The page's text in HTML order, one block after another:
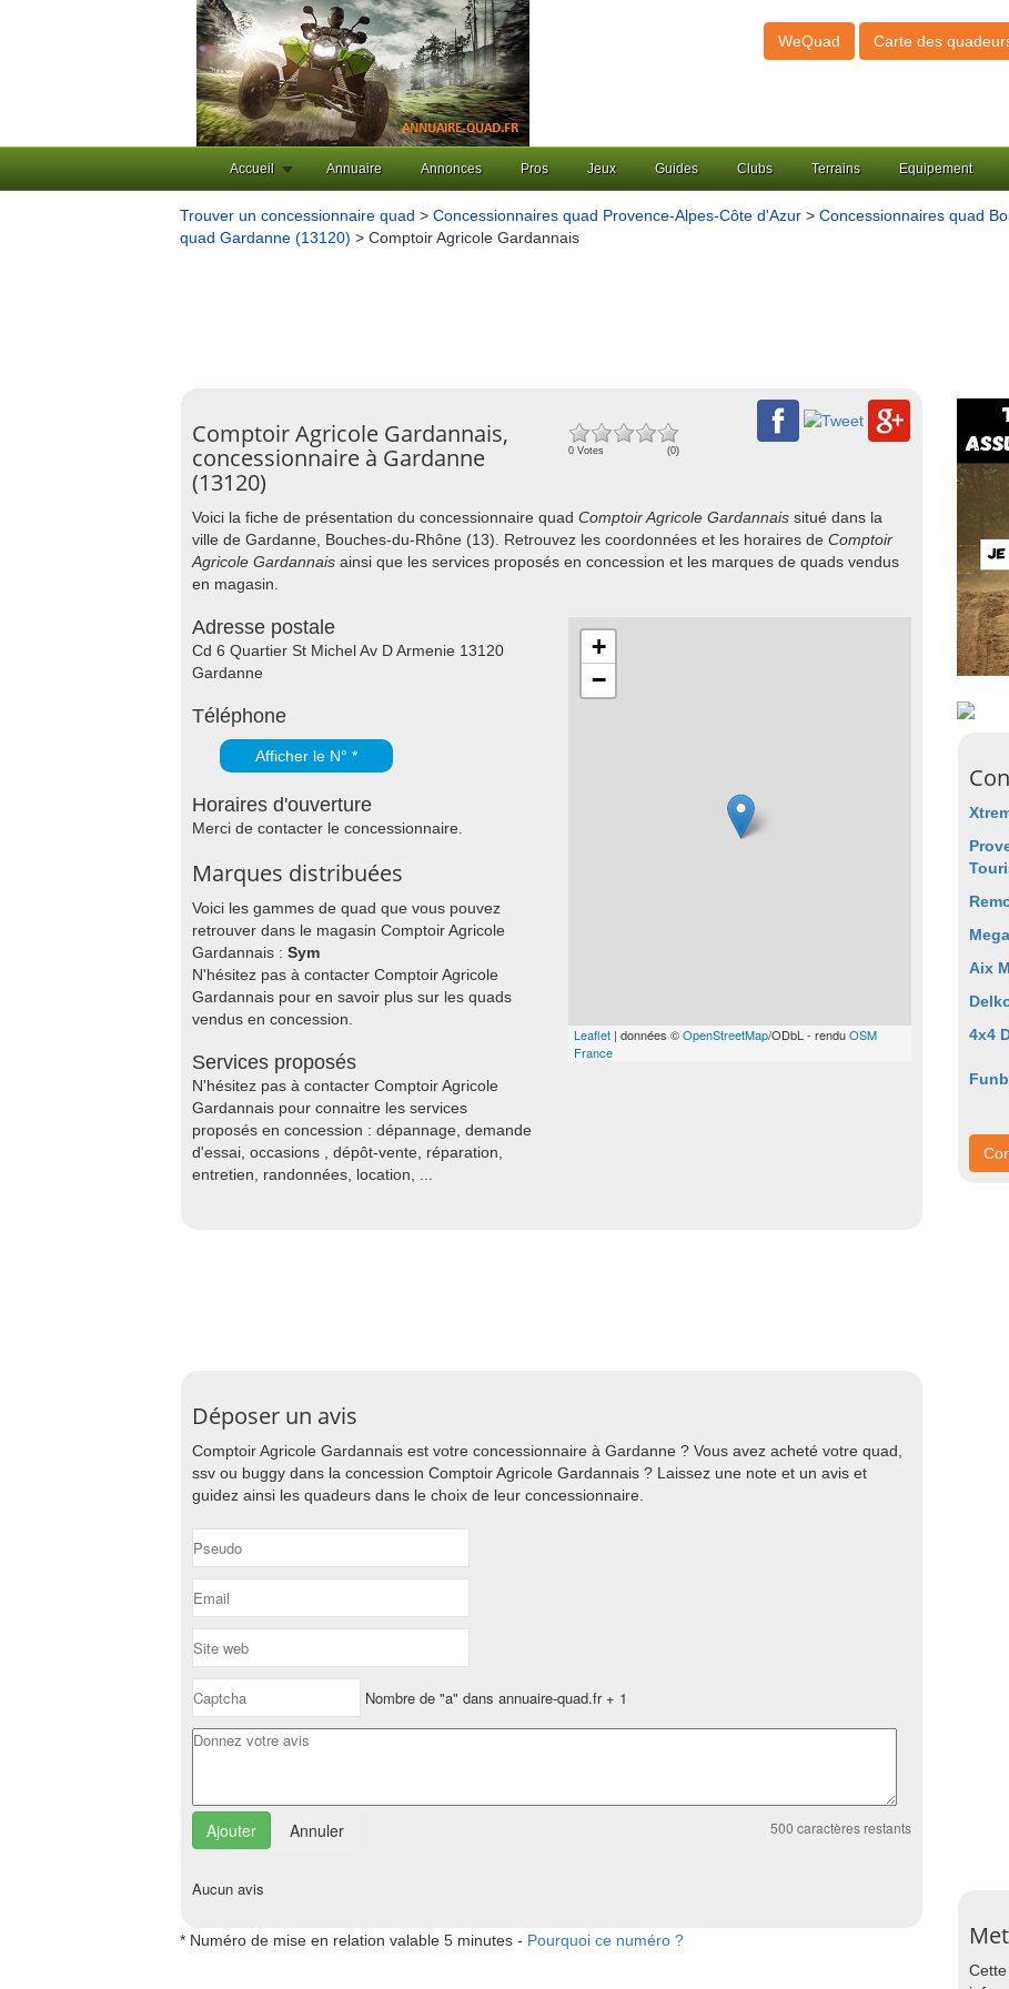
WeQuad Carte des
Accueil Annuaire Annonces Pros Jeux Guides Clubs Terrains Equipement
Trouver un concessionnaire quad > Concessionnaires quad Provence-Alpes-Côte d'Azur > Concessionnaires quad
quad Gardanne (13120) > Comptoir Agricole Gardannais
Comptoir Agricole Gardannais,
concessionnaire à Gardanne
(13120)
0 Votes (0)
Voici la fiche de présentation du concessionnaire quad Comptoir Agricole Gardannais situé dans la
ville de Gardanne, Bouches-du-Rhône (13). Retrouvez les coordonnées et les horaires de Comptoir
Agricole Gardannais ainsi que les services proposés en concession et les marques de quads vendus
en magasin.
Adresse postale
Cd 6 Quartier St Michel Av D Armenie 13120
Gardanne
Téléphone
Afficher le N° *
Horaires d'ouverture
Merci de contacter le concessionnaire.
Marques distribuées
Voici les gammes de quad que vous pouvez
retrouver dans le magasin Comptoir Agricole
Gardannais : Sym
N'hésitez pas à contacter Comptoir Agricole
Gardannais pour en savoir plus sur les quads
vendus en concession.
Services proposés
N'hésitez pas à contacter Comptoir Agricole
Gardannais pour connaitre les services
proposés en concession : dépannage, demande
d'essai, occasions , dépôt-vente, réparation,
entretien, randonnées, location, ...
+
−
Leaflet | données ©OpenStreetMap/ODbL - renduOSM
France
Déposer un avis
Comptoir Agricole Gardannais est votre concessionnaire à Gardanne ? Vous avez acheté votre quad,
ssv ou buggy dans la concession Comptoir Agricole Gardannais ? Laissez une note et un avis et
guidez ainsi les quadeurs dans le choix de leur concessionnaire.
Nombre de "a" dans annuaire-quad.fr + 1
Annuler 500 caractères restants
Aucun avis
* Numéro de mise en relation valable 5 minutes - Pourquoi ce numéro ?
Aix
4x4